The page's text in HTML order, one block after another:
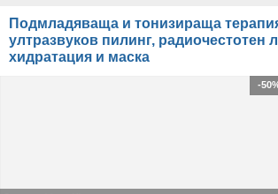
Подмладяваща и тонизираща
ултразвуков пилинг, радиочестотен
хидратация и маска
-